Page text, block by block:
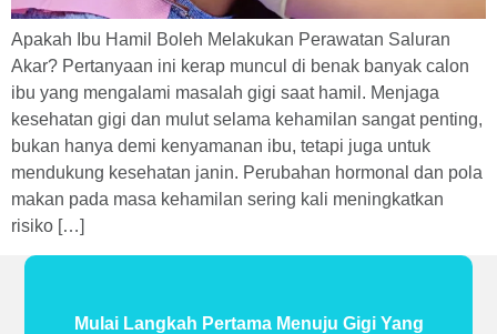
Apakah Ibu Hamil Boleh Melakukan Perawatan Saluran
Akar? Pertanyaan ini kerap muncul di benak banyak calon
ibu yang mengalami masalah gigi saat hamil. Menjaga
kesehatan gigi dan mulut selama kehamilan sangat penting,
bukan hanya demi kenyamanan ibu, tetapi juga untuk
mendukung kesehatan janin. Perubahan hormonal dan pola
makan pada masa kehamilan sering kali meningkatkan
risiko […]
Mulai Langkah Pertama Menuju Gigi Yang